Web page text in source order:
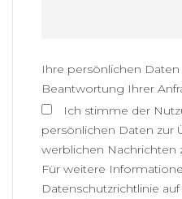
Ihre persönlichen
Beantwortung Ihrer
Ich stimme der
persönlichen Daten zur
werblichen Nachrichten
Für weitere
Datenschutzrichtlinie